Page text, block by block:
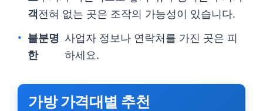
객전혀 없는 곳은 조작의 가능성이 있습니다.
불분명
한
사업자 정보나 연락처를 가진 곳은 피
하세요.
가방 가격대별 추천